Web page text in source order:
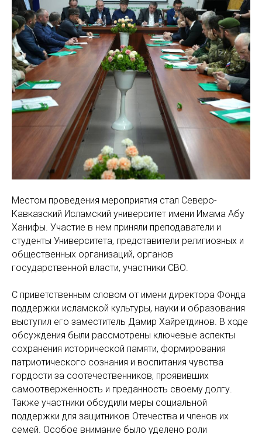
Местом проведения мероприятия стал Северо-
Кавказский Исламский университет имени Имама Абу
Ханифы. Участие в нем приняли преподаватели и
студенты Университета, представители религиозных и
общественных организаций, органов
государственной власти, участники СВО.
С приветственным словом от имени директора Фонда
поддержки исламской культуры, науки и образования
выступил его заместитель Дамир Хайретдинов. В ходе
обсуждения были рассмотрены ключевые аспекты
сохранения исторической памяти, формирования
патриотического сознания и воспитания чувства
гордости за соотечественников, проявивших
самоотверженность и преданность своему долгу.
Также участники обсудили меры социальной
поддержки для защитников Отечества и членов их
семей. Особое внимание было уделено роли